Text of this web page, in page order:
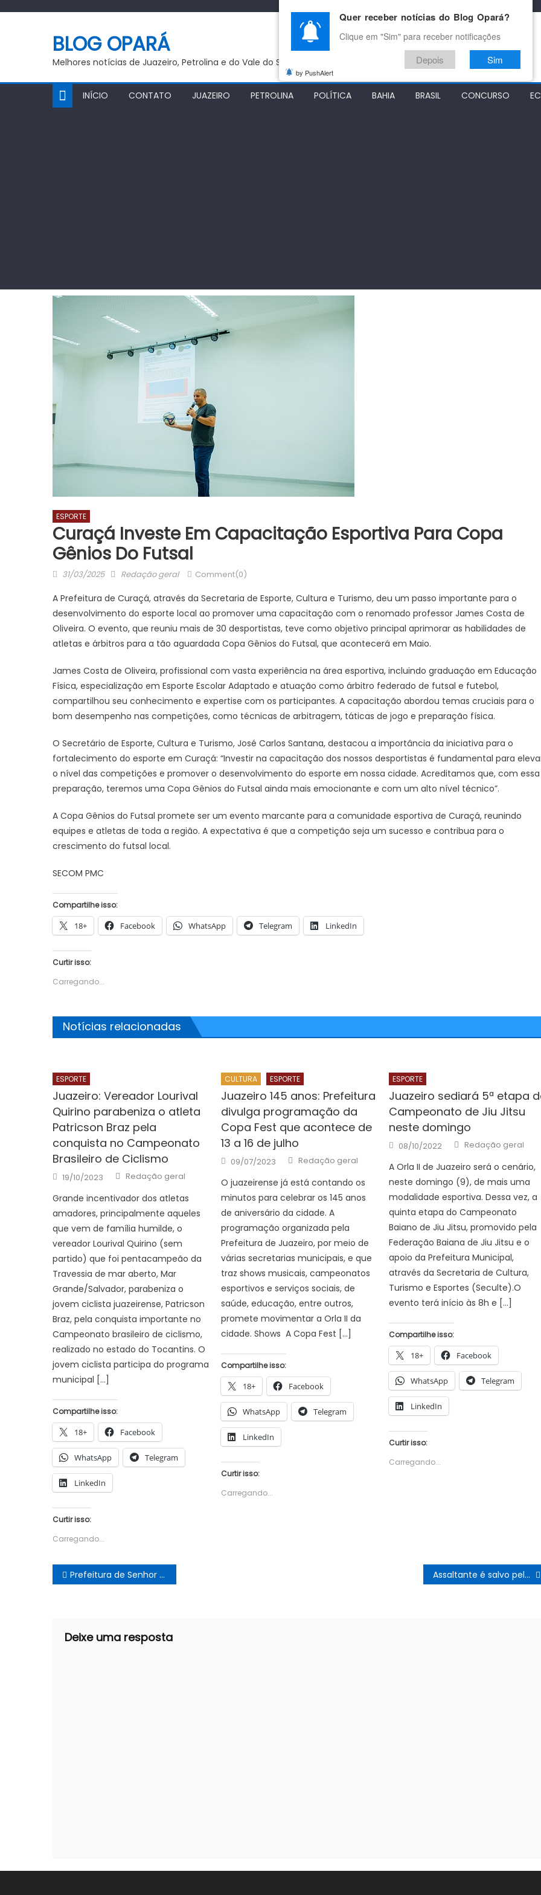
BLOG OPARÁ
Melhores notícias de Juazeiro, Petrolina e do Vale do São Francisco
INÍCIO CONTATO JUAZEIRO PETROLINA POLÍTICA BAHIA BRASIL CONCURSO
ESPORTE
Curaçá Investe Em Capacitação Esportiva Para Copa
Gênios Do Futsal
Posted
31/03/2025 Author
Redação geral Comment(0)
A Prefeitura de Curaçá, através da Secretaria de Esporte, Cultura e Turismo, deu um passo importante para o
desenvolvimento do esporte local ao promover uma capacitação com o renomado professor James Costa de
Oliveira. O evento, que reuniu mais de 30 desportistas, teve como objetivo principal aprimorar as habilidades de
atletas e árbitros para a tão aguardada Copa Gênios do Futsal, que acontecerá em Maio.
James Costa de Oliveira, profissional com vasta experiência na área esportiva, incluindo graduação em Educação
Física, especialização em Esporte Escolar Adaptado e atuação como árbitro federado de futsal e futebol,
compartilhou seu conhecimento e expertise com os participantes. A capacitação abordou temas cruciais para o
bom desempenho nas competições, como técnicas de arbitragem, táticas de jogo e preparação física.
O Secretário de Esporte, Cultura e Turismo, José Carlos Santana, destacou a importância da iniciativa para o
fortalecimento do esporte em Curaçá: “Investir na capacitação dos nossos desportistas é fundamental para
o nível das competições e promover o desenvolvimento do esporte em nossa cidade. Acreditamos que, com essa
preparação, teremos uma Copa Gênios do Futsal ainda mais emocionante e com um alto nível técnico”.
A Copa Gênios do Futsal promete ser um evento marcante para a comunidade esportiva de Curaçá, reunindo
equipes e atletas de toda a região. A expectativa é que a competição seja um sucesso e contribua para o
crescimento do futsal local.
SECOM PMC
Compartilhe isso:
18+ Facebook WhatsApp Telegram LinkedIn
Curtir isso:
Carregando...
Notícias relacionadas
ESPORTE
Juazeiro: Vereador Lourival
Quirino parabeniza o atleta
Patricson Braz pela
conquista no Campeonato
Brasileiro de Ciclismo
Posted
on
19/10/2023 Author
Redação geral
Grande incentivador dos atletas
amadores, principalmente aqueles
que vem de família humilde, o
vereador Lourival Quirino (sem
partido) que foi pentacampeão da
Travessia de mar aberto, Mar
Grande/Salvador, parabeniza o
jovem ciclista juazeirense, Patricson
Braz, pela conquista importante no
Campeonato brasileiro de ciclismo,
realizado no estado do Tocantins. O
jovem ciclista participa do programa
municipal […]
Compartilhe isso:
18+ Facebook
WhatsApp Telegram
LinkedIn
Curtir isso:
Carregando...
CULTURA ESPORTE
Juazeiro 145 anos: Prefeitura
divulga programação da
Copa Fest que acontece de
13 a 16 de julho
Posted
on
09/07/2023 Author
Redação geral
O juazeirense já está contando os
minutos para celebrar os 145 anos
de aniversário da cidade. A
programação organizada pela
Prefeitura de Juazeiro, por meio de
várias secretarias municipais, e que
traz shows musicais, campeonatos
esportivos e serviços sociais, de
saúde, educação, entre outros,
promete movimentar a Orla II da
cidade. Shows A Copa Fest […]
Compartilhe isso:
18+ Facebook
WhatsApp Telegram
LinkedIn
Curtir isso:
Carregando...
ESPORTE
Juazeiro sediará 5ª etapa
Campeonato de Jiu Jitsu
neste domingo
Posted
on
08/10/2022 Author
Redação geral
A Orla II de Juazeiro será o cenário,
neste domingo (9), de mais uma
modalidade esportiva. Dessa vez, a
quinta etapa do Campeonato
Baiano de Jiu Jitsu, promovido pela
Federação Baiana de Jiu Jitsu e o
apoio da Prefeitura Municipal,
através da Secretaria de Cultura,
Turismo e Esportes (Seculte).O
evento terá início às 8h e […]
Compartilhe isso:
18+ Facebook
WhatsApp Telegram
LinkedIn
Curtir isso:
Carregando...
Navegação
de
Prefeitura de Senhor do Bonfim lança o Projeto Convivência Fitness para promover saúde e bem-estar nas comunidades Assaltante é salvo pela polícia da fúria de moradores do bairro de Mussurunga
Deixe uma resposta
Quer receber notícias do Blog Opará?
Clique em "Sim" para receber notificações
Depois Sim
by PushAlert